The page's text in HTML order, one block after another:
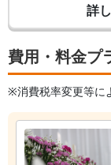
費用・料金プ
※消費税率変更等に
詳